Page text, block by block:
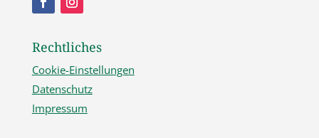
Rechtliches
Cookie-Einstellungen
Datenschutz
Impressum